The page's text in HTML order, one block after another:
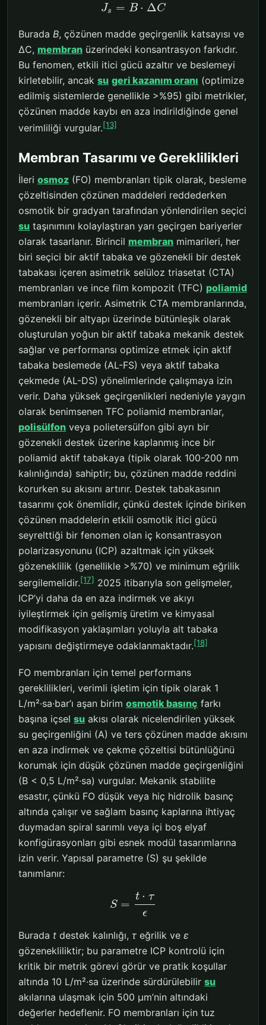
Js = B ⋅ ΔC
Burada B, çözünen madde geçirgenlik katsayısı ve
ΔC, membran üzerindeki konsantrasyon farkıdır.
Bu fenomen, etkili itici gücü azaltır ve beslemeyi
kirletebilir, ancak su geri kazanım oranı (optimize
edilmiş sistemlerde genellikle >%95) gibi metrikler,
çözünen madde kaybı en aza indirildiğinde genel
verimliliği vurgular.[13]
Membran Tasarımı ve Gereklilikleri
İleri osmoz (FO) membranları tipik olarak, besleme
çözeltisinden çözünen maddeleri reddederken
osmotik bir gradyan tarafından yönlendirilen seçici
su taşınımını kolaylaştıran yarı geçirgen bariyerler
olarak tasarlanır. Birincil membran mimarileri, her
biri seçici bir aktif tabaka ve gözenekli bir destek
tabakası içeren asimetrik selüloz triasetat (CTA)
membranları ve ince film kompozit (TFC) poliamid
membranları içerir. Asimetrik CTA membranlarında,
gözenekli bir altyapı üzerinde bütünleşik olarak
oluşturulan yoğun bir aktif tabaka mekanik destek
sağlar ve performansı optimize etmek için aktif
tabaka beslemede (AL-FS) veya aktif tabaka
çekmede (AL-DS) yönelimlerinde çalışmaya izin
verir. Daha yüksek geçirgenlikleri nedeniyle yaygın
olarak benimsenen TFC poliamid membranlar,
polisülfon veya polietersülfon gibi ayrı bir
gözenekli destek üzerine kaplanmış ince bir
poliamid aktif tabakaya (tipik olarak 100-200 nm
kalınlığında) sahiptir; bu, çözünen madde reddini
korurken su akısını artırır. Destek tabakasının
tasarımı çok önemlidir, çünkü destek içinde biriken
çözünen maddelerin etkili osmotik itici gücü
seyrelttiği bir fenomen olan iç konsantrasyon
polarizasyonunu (ICP) azaltmak için yüksek
gözeneklilik (genellikle >%70) ve minimum eğrilik
sergilemelidir.[17] 2025 itibarıyla son gelişmeler,
ICP’yi daha da en aza indirmek ve akıyı
iyileştirmek için gelişmiş üretim ve kimyasal
modifikasyon yaklaşımları yoluyla alt tabaka
yapısını değiştirmeye odaklanmaktadır.[18]
FO membranları için temel performans
gereklilikleri, verimli işletim için tipik olarak 1
L/m²·sa·bar’ı aşan birim osmotik basınç farkı
başına içsel su akısı olarak nicelendirilen yüksek
su geçirgenliğini (A) ve ters çözünen madde akısını
en aza indirmek ve çekme çözeltisi bütünlüğünü
korumak için düşük çözünen madde geçirgenliğini
(B < 0,5 L/m²·sa) vurgular. Mekanik stabilite
esastır, çünkü FO düşük veya hiç hidrolik basınç
altında çalışır ve sağlam basınç kaplarına ihtiyaç
duymadan spiral sarımlı veya içi boş elyaf
konfigürasyonları gibi esnek modül tasarımlarına
izin verir. Yapısal parametre (S) şu şekilde
tanımlanır:
S =
t ⋅ τ
ϵ
Burada t destek kalınlığı, τ eğrilik ve ε
gözenekliliktir; bu parametre ICP kontrolü için
kritik bir metrik görevi görür ve pratik koşullar
altında 10 L/m²·sa üzerinde sürdürülebilir su
akılarına ulaşmak için 500 μm’nin altındaki
değerler hedeflenir. FO membranları için tuz